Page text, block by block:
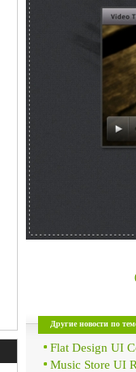
Другие новости по
Flat Design UI
Music Store UI